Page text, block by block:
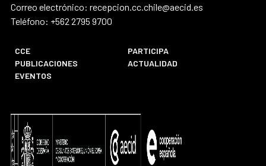
Correo electrónico: recepcion.cc.chile@aecid.es
Teléfono: +562 2795 9700
CCE
PARTICIPA
PUBLICACIONES
ACTUALIDAD
EVENTOS